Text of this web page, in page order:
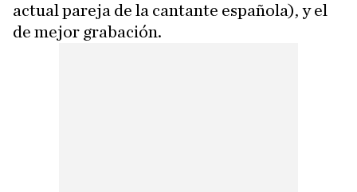
actual pareja de la cantante española), y el
de mejor grabación.